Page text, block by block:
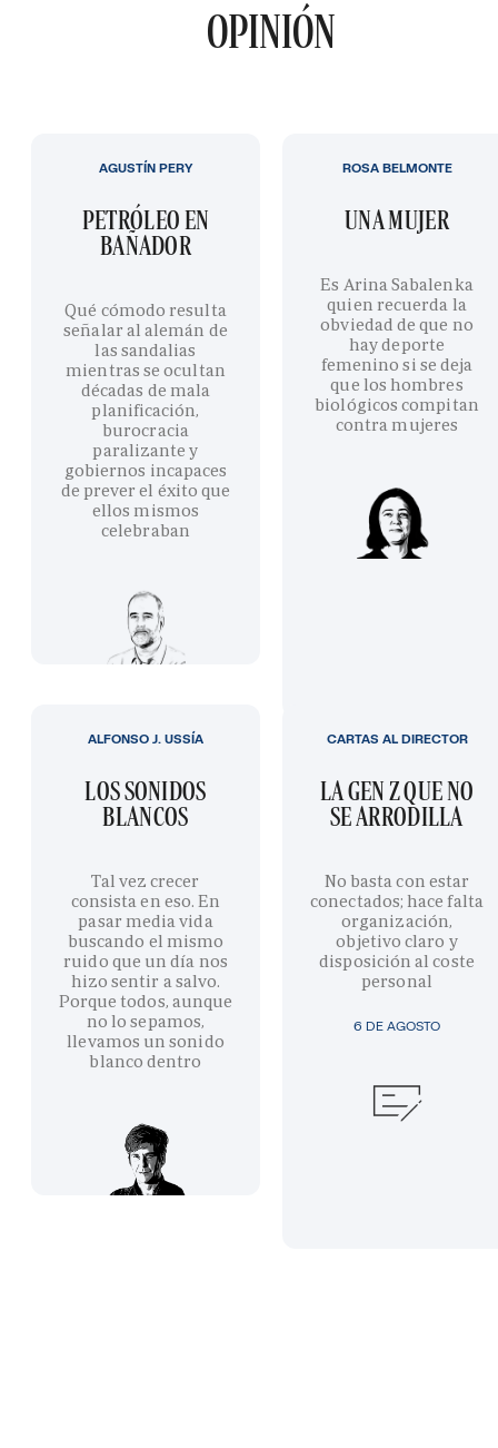
OPINIÓN
PETRÓLEO EN
BAÑADOR
Qué cómodo resulta
señalar al alemán de
las sandalias
mientras se ocultan
décadas de mala
planificación,
burocracia
paralizante y
gobiernos incapaces
de prever el éxito que
ellos mismos
celebraban
AGUSTÍN PERY
UNA MUJER
Es Arina Sabalenka
quien recuerda la
obviedad de que no
hay deporte
femenino si se deja
que los hombres
biológicos compitan
contra mujeres
ROSA BELMONTE
LOS SONIDOS
BLANCOS
Tal vez crecer
consista en eso. En
pasar media vida
buscando el mismo
ruido que un día nos
hizo sentir a salvo.
Porque todos, aunque
no lo sepamos,
llevamos un sonido
blanco dentro
ALFONSO J. USSÍA
6 DE AGOSTO
LA GEN Z QUE NO
SE ARRODILLA
No basta con estar
conectados; hace falta
organización,
objetivo claro y
disposición al coste
personal
CARTAS AL DIRECTOR